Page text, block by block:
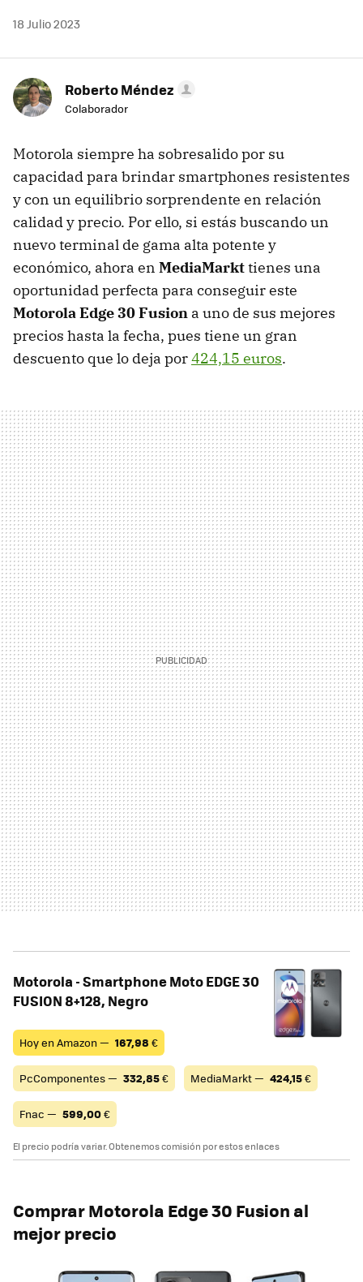
18 Julio 2023
Roberto Méndez
Colaborador
Motorola siempre ha sobresalido por su
capacidad para brindar smartphones resistentes
y con un equilibrio sorprendente en relación
calidad y precio. Por ello, si estás buscando un
nuevo terminal de gama alta potente y
económico, ahora en MediaMarkttienes una
oportunidad perfecta para conseguir este
Motorola Edge 30 Fusion a uno de sus mejores
precios hasta la fecha, pues tiene un gran
descuento que lo deja por424,15 euros.
Motorola - Smartphone Moto EDGE 30
FUSION 8+128, Negro
Hoy en Amazon — 167,98 €
PcComponentes — 332,85€ MediaMarkt — 424,15€
Fnac — 599,00€
El precio podría variar. Obtenemos comisión por estos enlaces
Comprar Motorola Edge 30 Fusion al
mejor precio